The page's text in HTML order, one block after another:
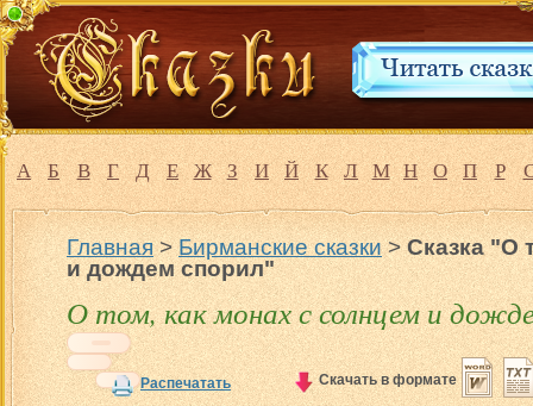
А Б В Г Д Е Ж З И Й К Л М Н О П Р
Главная>Бирманские сказки>Сказка "О
и дождем спорил"
О том, как монах с солнцем и
Распечатать Скачать в формате